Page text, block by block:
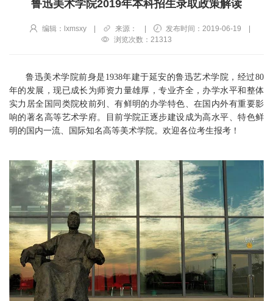
鲁迅美术学院2019年本科招生录取政策解读
编辑：lxmsxy | 来源： | 发布时间：2019-06-19
|
浏览次数： 21313
鲁迅美术学院前身是1938年建于延安的鲁迅艺术学院，经过80
年的发展，现已成长为师资力量雄厚，专业齐全，办学水平和整体
实力居全国同类院校前列、有鲜明的办学特色、在国内外有重要影
响的著名高等艺术学府。目前学院正逐步建设成为高水平、特色鲜
明的国内一流、国际知名高等美术学院。欢迎各位考生报考！